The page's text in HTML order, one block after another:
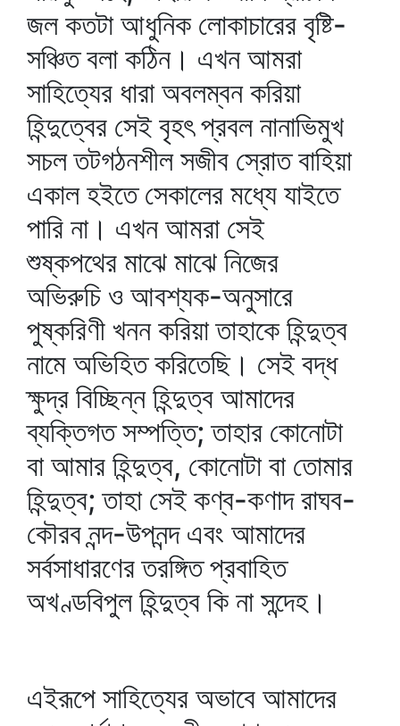
জল কতটা আধুনিক লোকাচারের বৃষ্টি-
সঞ্চিত বলা কঠিন। এখন আমরা
সাহিত্যের ধারা অবলম্বন করিয়া
হিন্দুত্বের সেই বৃহৎ প্রবল নানাভিমুখ
সচল তটগঠনশীল সজীব স্রোত বাহিয়া
একাল হইতে সেকালের মধ্যে যাইতে
পারি না। এখন আমরা সেই
শুষ্কপথের মাঝে মাঝে নিজের
অভিরুচি ও আবশ্যক-অনুসারে
পুষ্করিণী খনন করিয়া তাহাকে হিন্দুত্ব
নামে অভিহিত করিতেছি। সেই বদ্ধ
ক্ষুদ্র বিচ্ছিন্ন হিন্দুত্ব আমাদের
ব্যক্তিগত সম্পত্তি; তাহার কোনোটা
বা আমার হিন্দুত্ব, কোনোটা বা তোমার
হিন্দুত্ব; তাহা সেই কণ্‌ব-কণাদ রাঘব-
কৌরব নন্দ-উপনন্দ এবং আমাদের
সর্বসাধারণের তরঙ্গিত প্রবাহিত
অখণ্ডবিপুল হিন্দুত্ব কি না সন্দেহ।
এইরূপে সাহিত্যের অভাবে আমাদের